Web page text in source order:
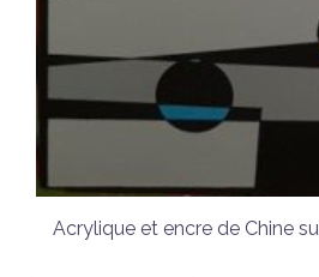
Acrylique et encre de Chine